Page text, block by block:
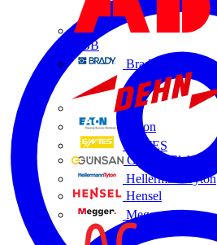
ABB
Brady
Eaton
ENTES
Günsan Elektrik
HellermannTyton
Hensel
Megger